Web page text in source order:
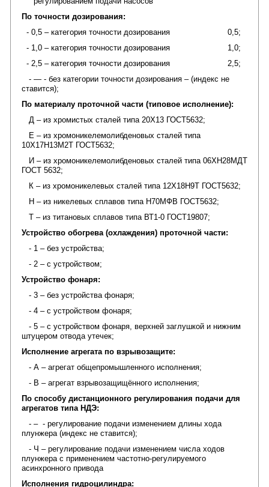
По точности дозирования:
- 0,5 – категория точности дозирования 0,5;
- 1,0 – категория точности дозирования 1,0;
- 2,5 – категория точности дозирования 2,5;
- — - без категории точности дозирования – (индекс не
ставится);
По материалу проточной части (типовое исполнение):
Д – из хромистых сталей типа 20Х13 ГОСТ5632;
Е – из хромоникелемолибденовых сталей типа
10Х17Н13М2Т ГОСТ5632;
И – из хромоникелемолибденовых сталей типа 06ХН28МДТ
ГОСТ 5632;
К – из хромоникелевых сталей типа 12Х18Н9Т ГОСТ5632;
Н – из никелевых сплавов типа Н70МФВ ГОСТ5632;
Т – из титановых сплавов типа ВТ1-0 ГОСТ19807;
Устройство обогрева (охлаждения) проточной части:
- 1 – без устройства;
- 2 – с устройством;
Устройство фонаря:
- 3 – без устройства фонаря;
- 4 – с устройством фонаря;
- 5 – с устройством фонаря, верхней заглушкой и нижним
штуцером отвода утечек;
Исполнение агрегата по взрывозащите:
- А – агрегат общепромышленного исполнения;
- В – агрегат взрывозащищëнного исполнения;
По способу дистанционного регулирования подачи для
агрегатов типа НДЭ:
- – - регулирование подачи изменением длины хода
плунжера (индекс не ставится);
- Ч – регулирование подачи изменением числа ходов
плунжера с применением частотно-регулируемого
асинхронного привода
Исполнения гидроцилиндра: